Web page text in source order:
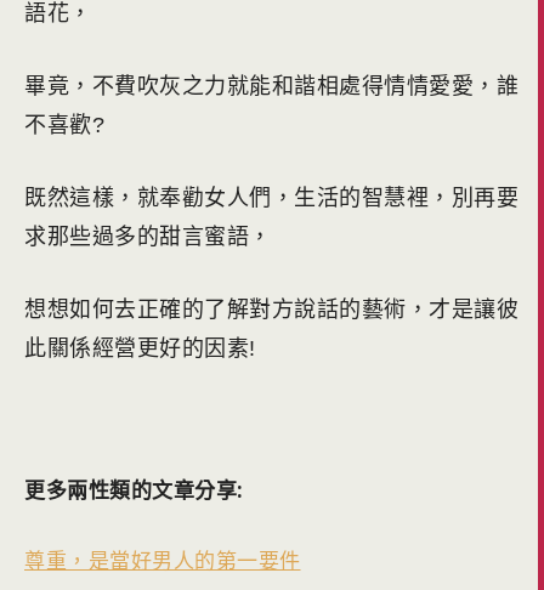
語花，
畢竟，不費吹灰之力就能和諧相處得情情愛愛，誰
不喜歡?
既然這樣，就奉勸女人們，生活的智慧裡，別再要
求那些過多的甜言蜜語，
想想如何去正確的了解對方說話的藝術， 才是讓彼
此關係經營更好的因素!
更多兩性類的文章分享:
尊重，是當好男人的第一要件